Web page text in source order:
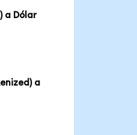
a Dólar
a